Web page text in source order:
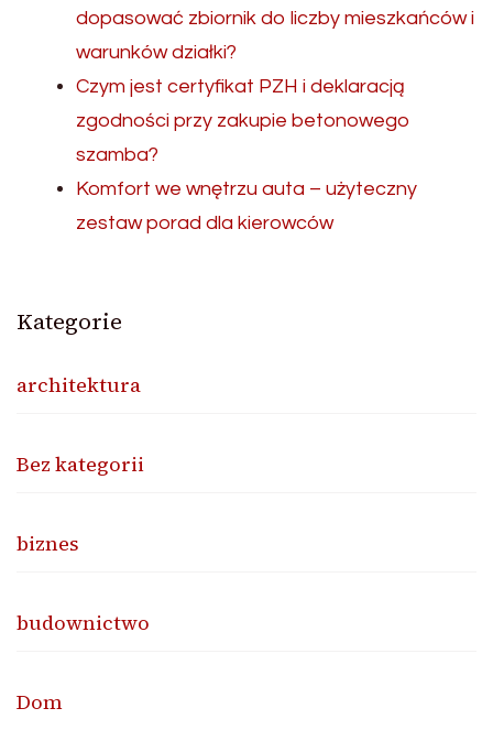
dopasować zbiornik do liczby mieszkańców i
warunków działki?
Czym jest certyfikat PZH i deklaracją
zgodności przy zakupie betonowego
szamba?
Komfort we wnętrzu auta – użyteczny
zestaw porad dla kierowców
Kategorie
architektura
Bez kategorii
biznes
budownictwo
Dom